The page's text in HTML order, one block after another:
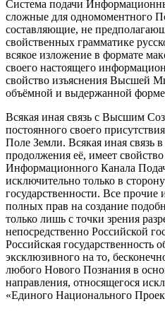
Система подачи
сложные для одномоментного
составляющие, не
свойственных грамматике
всякое изложение в формате
своего настоящего
свойство изъяснения Высшей
объёмной и выдержанной
Всякая иная связь с Высшим
постоянного своего
Поле Земли. Всякая иная связь
продолжения её, имеет
Информационного Канала
исключительно только в
государственности. Все
полных прав на создание
только лишь с точки зрения
непосредственно Российской
Российская государственность
эксклюзивного на то,
любого Нового Познания в
направления, относящегося
«Единого Национального